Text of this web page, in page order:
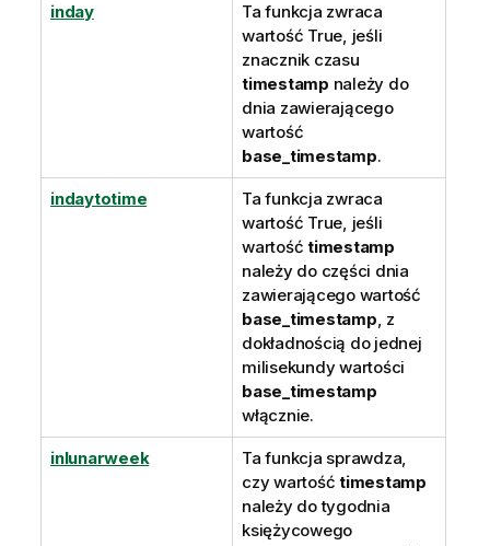
inday
Ta funkcja zwraca
wartość True, jeśli
znacznik czasu
timestamp należy do
dnia zawierającego
wartość
base_timestamp.
indaytotime
Ta funkcja zwraca
wartość True, jeśli
wartość timestamp
należy do części dnia
zawierającego wartość
base_timestamp, z
dokładnością do jednej
milisekundy wartości
base_timestamp
włącznie.
inlunarweek
Ta funkcja sprawdza,
czy wartość timestamp
należy do tygodnia
księżycowego